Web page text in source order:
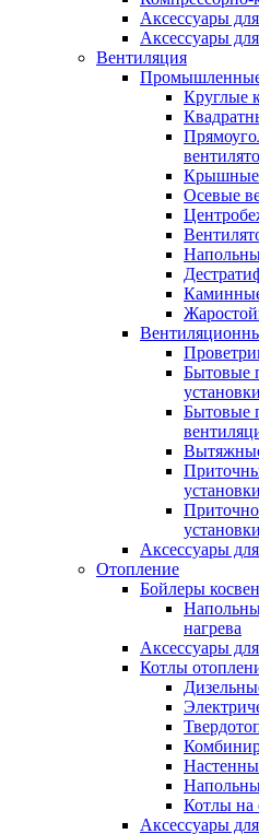
Аксессуары
Аксессуары
Вентиляция
Круглые
Крышные
Осевые
Бытовые
установки
Бытовые
установки
установки
Аксессуары
Отопление
Бойлеры
нагрева
Аксессуары
Котлы
Котлы на
Аксессуары